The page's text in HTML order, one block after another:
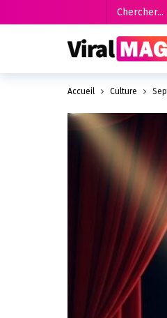
Accueil Culture